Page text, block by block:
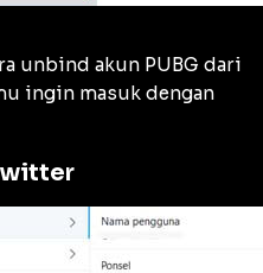
unbind akun PUBG dari
ingin masuk dengan